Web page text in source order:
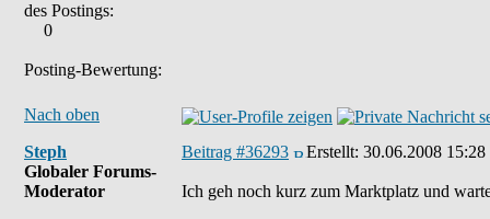
des Postings:
0
Posting-Bewertung:
Nach oben
Steph
Globaler Forums-
Moderator
Beitrag #36293 Erstellt: 30.06.2008 15:28
Ich geh noch kurz zum Marktplatz und